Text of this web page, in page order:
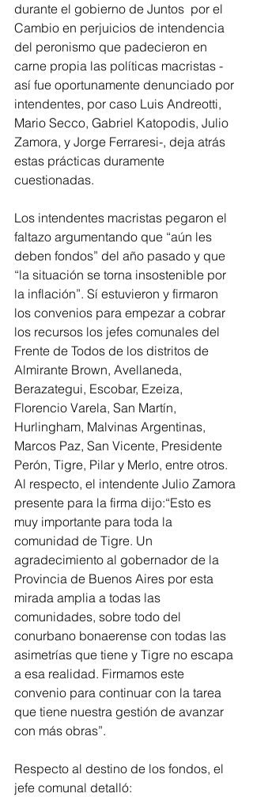
durante el gobierno de Juntos  por el
Cambio en perjuicios de intendencia
del peronismo que padecieron en
carne propia las políticas macristas -
así fue oportunamente denunciado por
intendentes, por caso Luis Andreotti,
Mario Secco, Gabriel Katopodis, Julio
Zamora, y Jorge Ferraresi-, deja atrás
estas prácticas duramente
cuestionadas.
Los intendentes macristas pegaron el
faltazo argumentando que “aún les
deben fondos” del año pasado y que
“la situación se torna insostenible por
la inflación”. Sí estuvieron y firmaron
los convenios para empezar a cobrar
los recursos los jefes comunales del
Frente de Todos de los distritos de
Almirante Brown, Avellaneda,
Berazategui, Escobar, Ezeiza,
Florencio Varela, San Martín,
Hurlingham, Malvinas Argentinas,
Marcos Paz, San Vicente, Presidente
Perón, Tigre, Pilar y Merlo, entre otros.
Al respecto, el intendente Julio Zamora
presente para la firma dijo:“Esto es
muy importante para toda la
comunidad de Tigre. Un
agradecimiento al gobernador de la
Provincia de Buenos Aires por esta
mirada amplia a todas las
comunidades, sobre todo del
conurbano bonaerense con todas las
asimetrías que tiene y Tigre no escapa
a esa realidad. Firmamos este
convenio para continuar con la tarea
que tiene nuestra gestión de avanzar
con más obras”.
Respecto al destino de los fondos, el
jefe comunal detalló: